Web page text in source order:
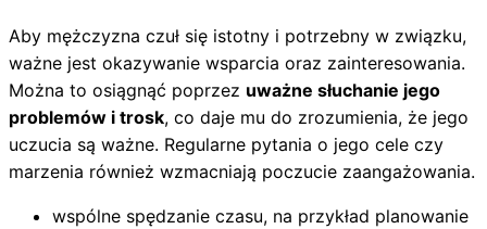
Aby mężczyzna czuł się istotny i potrzebny w związku,
ważne jest okazywanie wsparcia oraz zainteresowania.
Można to osiągnąć poprzez uważne słuchanie jego
problemów i trosk, co daje mu do zrozumienia, że jego
uczucia są ważne. Regularne pytania o jego cele czy
marzenia również wzmacniają poczucie zaangażowania.
wspólne spędzanie czasu, na przykład planowanie